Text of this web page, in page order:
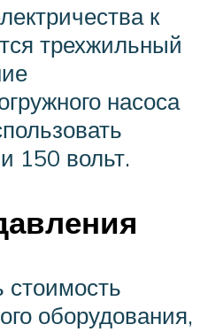
к
трехжильный
насоса
150 вольт.
оборудования,